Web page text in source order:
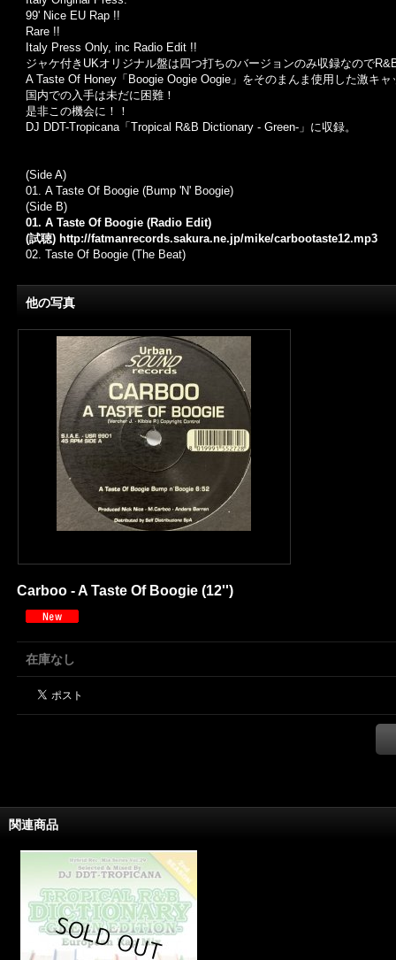
99' Nice EU Rap !!
Rare !!
Italy Press Only, inc Radio Edit !!
ジャケ付きUKオリジナル盤は四つ打ちのバージョンのみ収録なので
A Taste Of Honey「Boogie Oogie Oogie」をそのまんま使用した激キャ
国内での入手は未だに困難！
是非この機会に！！
DJ DDT-Tropicana「Tropical R&B Dictionary - Green-」に収録。
(Side A)
01. A Taste Of Boogie (Bump 'N' Boogie)
(Side B)
01. A Taste Of Boogie (Radio Edit)
(試聴) http://fatmanrecords.sakura.ne.jp/mike/carbootaste12.mp3
02. Taste Of Boogie (The Beat)
他の写真
Carboo - A Taste Of Boogie (12'')
在庫なし
関連商品